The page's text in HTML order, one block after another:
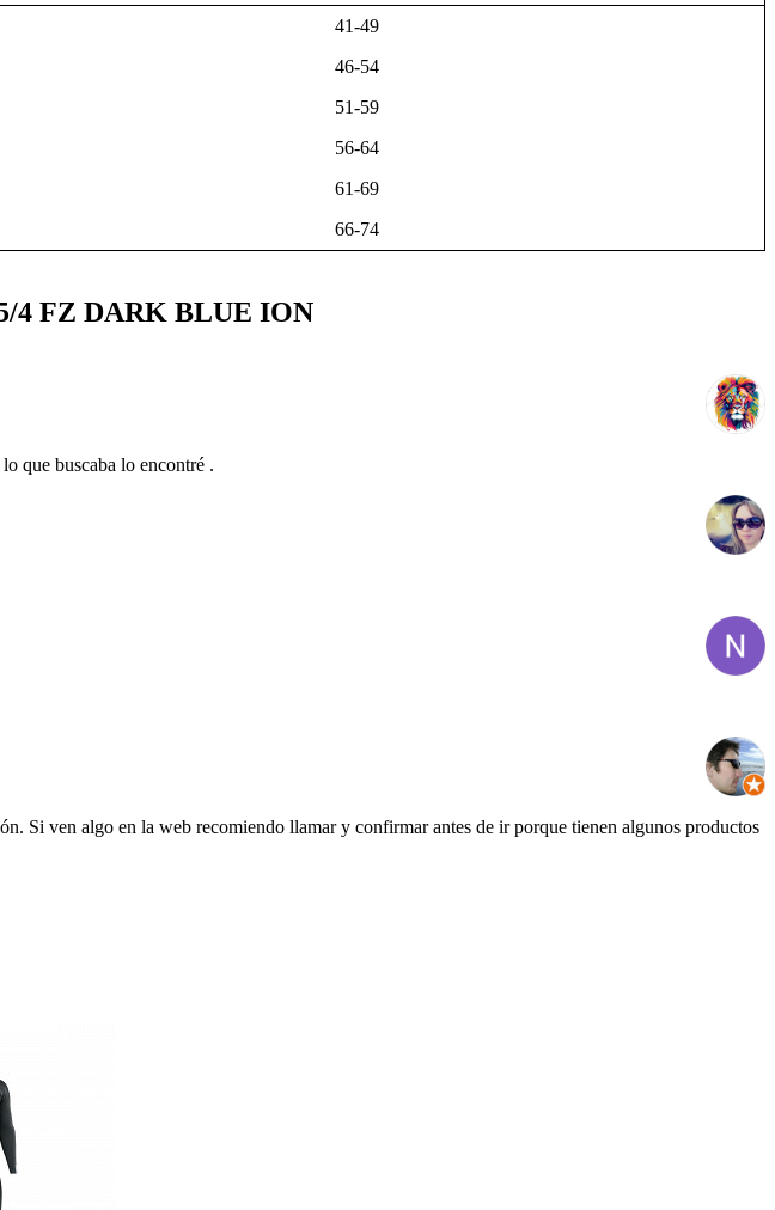
41-49
46-54
51-59
56-64
61-69
66-74
4 FZ DARK BLUE ION
que buscaba lo encontré .
Si ven algo en la web recomiendo llamar y confirmar antes de ir porque tienen algunos productos